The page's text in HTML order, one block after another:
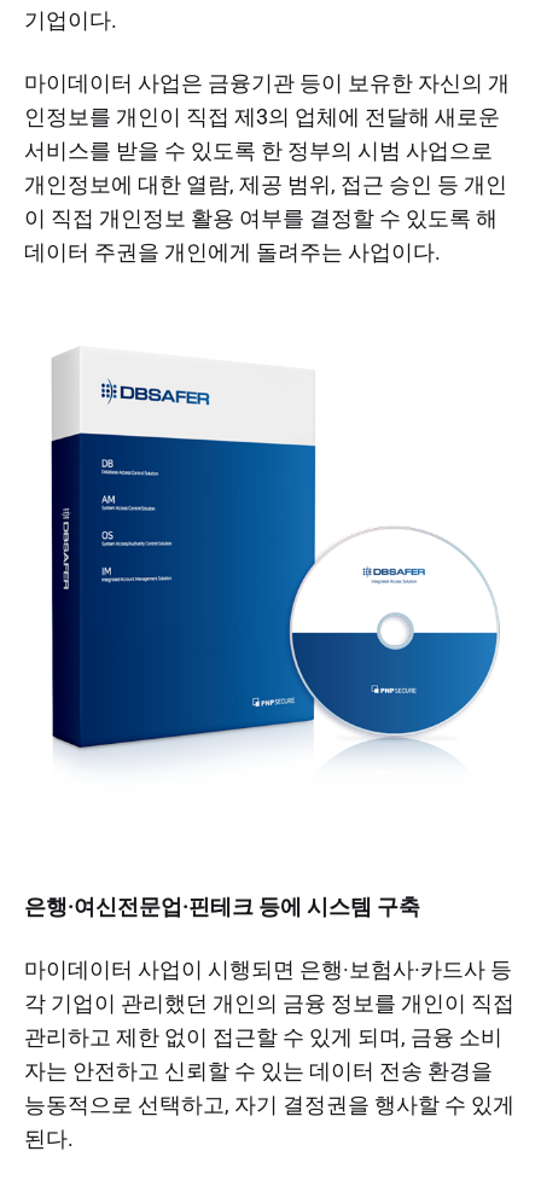
기업이다.
마이데이터 사업은 금융기관 등이 보유한 자신의 개
인정보를 개인이 직접 제3의 업체에 전달해 새로운
서비스를 받을 수 있도록 한 정부의 시범 사업으로
개인정보에 대한 열람, 제공 범위, 접근 승인 등 개인
이 직접 개인정보 활용 여부를 결정할 수 있도록 해
데이터 주권을 개인에게 돌려주는 사업이다.
은행·여신전문업·핀테크 등에 시스템 구축
마이데이터 사업이 시행되면 은행·보험사·카드사 등
각 기업이 관리했던 개인의 금융 정보를 개인이 직접
관리하고 제한 없이 접근할 수 있게 되며, 금융 소비
자는 안전하고 신뢰할 수 있는 데이터 전송 환경을
능동적으로 선택하고, 자기 결정권을 행사할 수 있게
된다.